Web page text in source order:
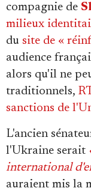
compagnie de
milieux
du site de «
audience
alors qu'il ne
traditionnels,
sanctions de
L'ancien
l'Ukraine serait
international
auraient mis la